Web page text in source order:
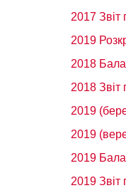
2017 Звіт
2019
2018
2018 Звіт
2019
2019
2019
2019 Звіт